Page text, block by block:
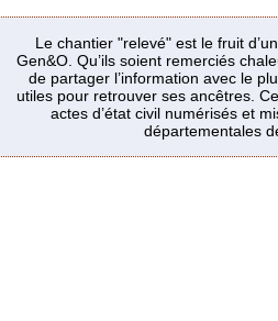
Le chantier "relevé" est le fruit
Gen&O. Qu’ils soient remerciés
de partager l’information avec le
utiles pour retrouver ses ancêtres.
actes d’état civil numérisés et
départementales